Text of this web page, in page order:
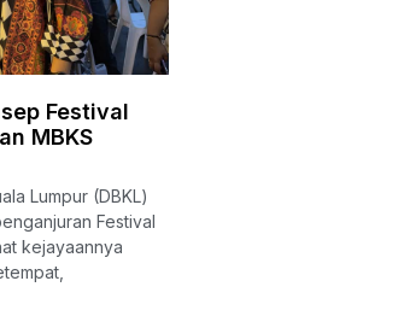
ini, balu anggota Polis Diraja Malaysia
masih kecil.
sedangkan gaji suami bukanlah besar,” ujarnya
Festival
MBKS
Lumpur (DBKL)
Festival
kejayaannya